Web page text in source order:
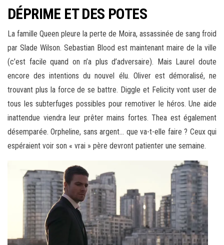
DÉPRIME ET DES POTES
La famille Queen pleure la perte de Moira, assassinée de sang froid
par Slade Wilson. Sebastian Blood est maintenant maire de la ville
(c’est facile quand on n’a plus d’adversaire). Mais Laurel doute
encore des intentions du nouvel élu. Oliver est démoralisé, ne
trouvant plus la force de se battre. Diggle et Felicity vont user de
tous les subterfuges possibles pour remotiver le héros. Une aide
inattendue viendra leur prêter mains fortes. Thea est également
désemparée. Orpheline, sans argent… que va-t-elle faire ? Ceux qui
espéraient voir son « vrai » père devront patienter une semaine.